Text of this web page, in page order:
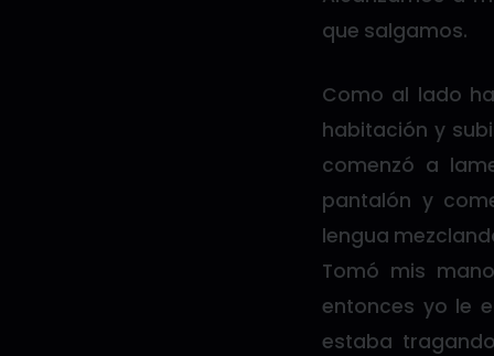
que salgamos.
Como al lado
habitación y
comenzó a
pantalón y
lengua
Tomó mis
entonces yo le
estaba